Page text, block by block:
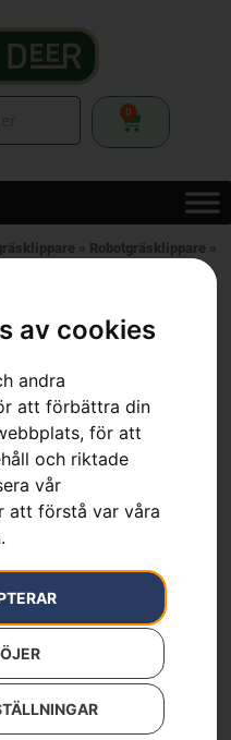
av cookies
andra
att förbättra din
för att
och riktade
vår
att förstå var våra
0
» Robotgräsklippare »